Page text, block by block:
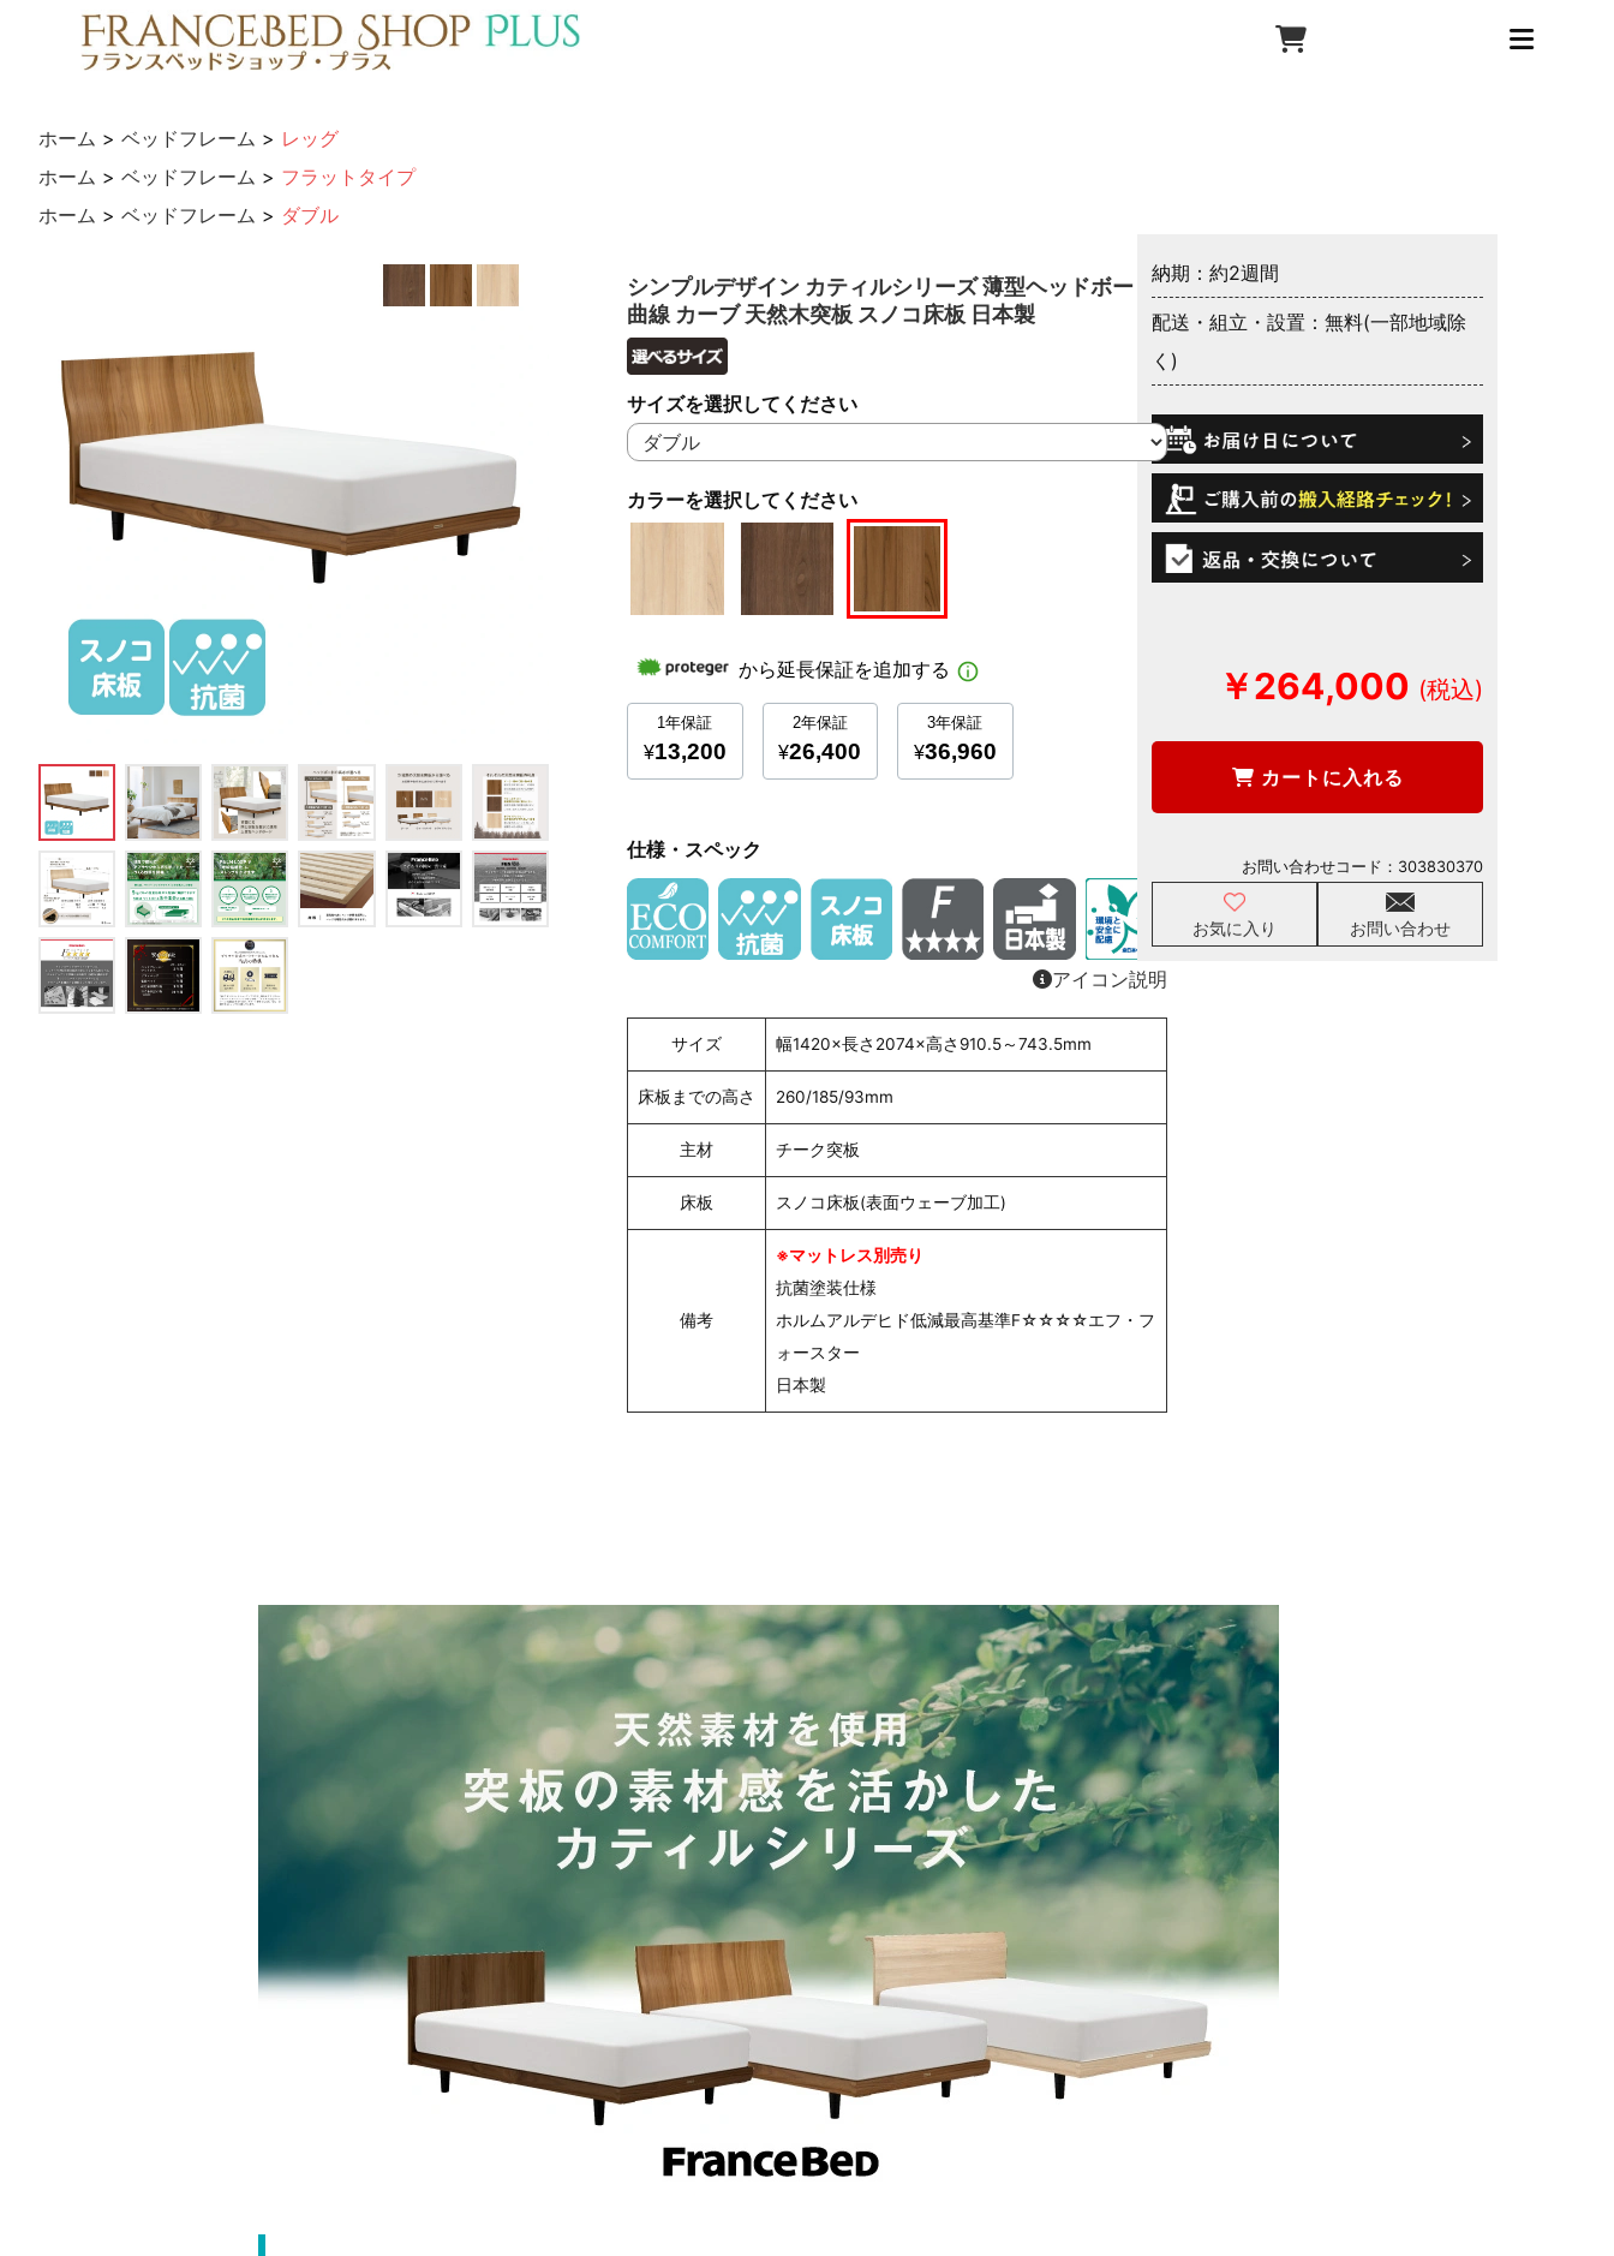
ホーム > ベッドフレーム > レッグ
ホーム > ベッドフレーム > フラットタイプ
ホーム > ベッドフレーム > ダブル
シンプルデザイン カティルシリーズ 薄型ヘッドボード
曲線 カーブ 天然木突板 スノコ床板 日本製
カラーを選択してください
サイズを選択してください
仕様・スペック
アイコン説明
サイズ 幅1420×長さ2074×高さ910.5～743.5mm
床板までの高さ 260/185/93mm
主材 チーク突板
床板 スノコ床板(表面ウェーブ加工)
備考
※マットレス別売り
抗菌塗装仕様
ホルムアルデヒド低減最高基準F☆☆☆☆エフ・フ
ォースター
日本製
納期：約2週間
配送・組立・設置：無料(一部地域除
く)
￥264,000
カートに入れる
お気に入り お問い合わせ
お問い合わせコード： 303830370